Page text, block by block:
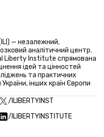
— незалежний,
аналітичний центр.
Liberty Institute спрямована
ідей та цінностей
та практичних
інших країн Європи
/ILIBERTYINST
/ILIBERTYINSTITUTE